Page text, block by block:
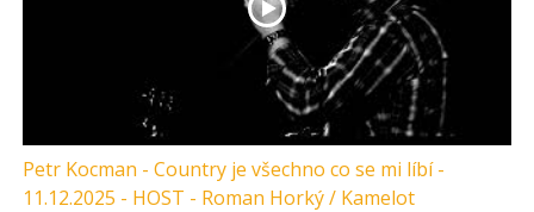
Petr Kocman - Country je všechno co se mi líbí -
11.12.2025 - HOST - Roman Horký / Kamelot